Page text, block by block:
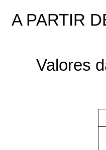
A PARTIR
Valores